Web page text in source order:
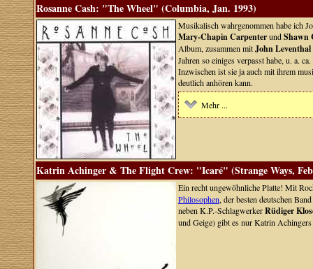
Rosanne Cash: "The Wheel" (Columbia, Jan. 1993)
Musikalisch wahrgenommen habe ich
Mary-Chapin CarpenterundShawn
Album, zusammen mitJohn Leventhal
Jahren so einiges verpasst habe, u. a.
Inzwischen ist sie ja auch mit ihrem
deutlich anhören kann.
Mehr ...
Katrin Achinger & The Flight Crew: "Icaré" (Strange Ways,
Ein recht ungewöhnliche Platte! Mit
Philosophen, der besten deutschen
neben K.P.-SchlagwerkerRüdiger
und Geige) gibt es nur Katrin